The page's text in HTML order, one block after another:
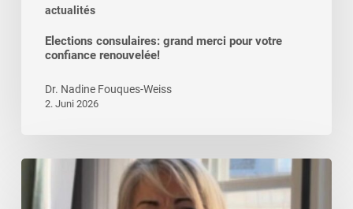
actualités
Elections consulaires: grand merci pour votre
confiance renouvelée!
Dr. Nadine Fouques-Weiss
2. Juni 2026
Message
vidéo